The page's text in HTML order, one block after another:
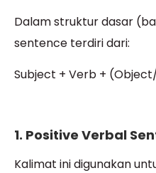
Dalam struktur dasar
sentence terdiri dari:
Subject + Verb +
1. Positive Verbal
Kalimat ini digunakan